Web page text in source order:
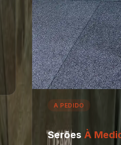
A PEDIDO
Serões À